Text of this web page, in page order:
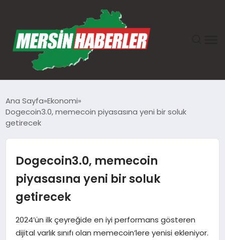
GÜNDEM
SAĞLIK
TEKNOLOJI
SPOR
Ana Sayfa Ekonomi
Dogecoin3.0, memecoin piyasasına yeni bir soluk
getirecek
Dogecoin3.0, memecoin
piyasasına yeni bir soluk
getirecek
2024’ün ilk çeyreğide en iyi performans gösteren
dijital varlık sınıfı olan memecoin’lere yenisi ekleniyor.